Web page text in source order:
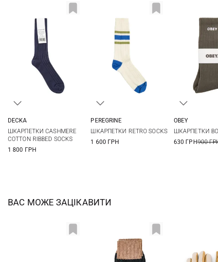
DECKA
ШКАРПЕТКИ CASHMERE
COTTON RIBBED SOCKS
1 800 ГРН
PEREGRINE
ШКАРПЕТКИ RETRO SOCKS
1 600 ГРН
OBEY
ШКАРПЕТКИ
630 ГРН900
ВАС МОЖЕ ЗАЦІКАВИТИ